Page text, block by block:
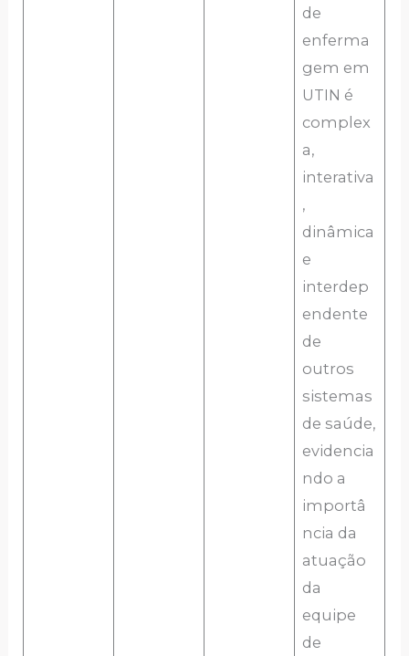
de
enferma
gem em
UTIN é
complex
a,
interativa
,
dinâmica
e
interdep
endente
de
outros
sistemas
de saúde,
evidencia
ndo a
importâ
ncia da
atuação
da
equipe
de